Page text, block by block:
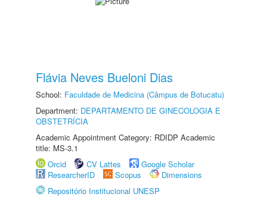
Flávia Neves Bueloni Dias
School: Faculdade de Medicina (Câmpus de Botucatu)
Department: DEPARTAMENTO DE GINECOLOGIA E
OBSTETRÍCIA
Academic Appointment Category: RDIDP Academic
title: MS-3.1
Orcid
CV Lattes
Google Scholar
ResearcherID
Scopus
Dimensions
Repositório Institucional UNESP